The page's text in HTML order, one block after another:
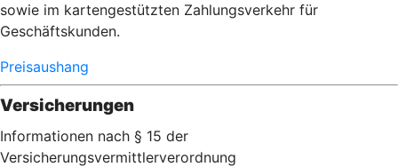
sowie im kartengestützten Zahlungsverkehr für
Geschäftskunden.
Preisaushang
Versicherungen
Informationen nach § 15 der
Versicherungsvermittlerverordnung